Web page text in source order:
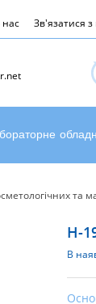
Зв'язатися
та
Н-
В